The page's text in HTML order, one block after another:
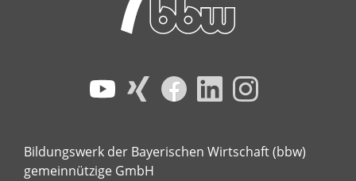
Bildungswerk der Bayerischen Wirtschaft (bbw)
gemeinnützige GmbH